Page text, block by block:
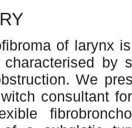
of larynx
by
We
consultant